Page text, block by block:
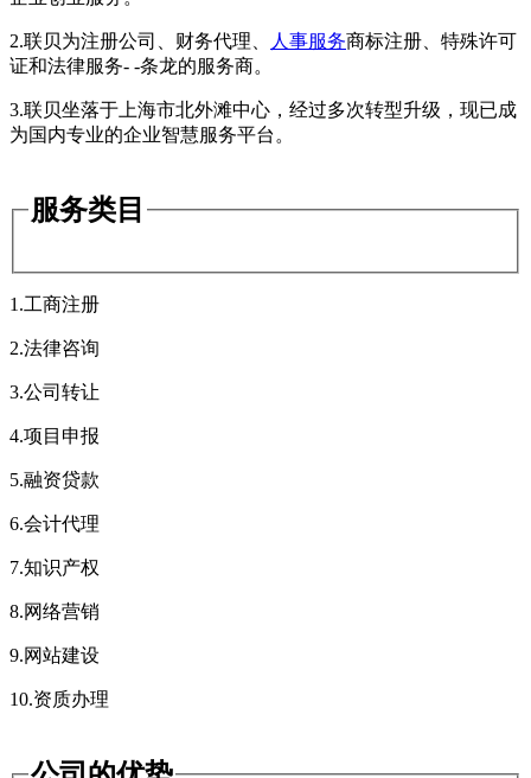
2.联贝为注册公司、财务代理、 人事服务商标注册、特殊许可
证和法律服务- -条龙的服务商。
3.联贝坐落于上海市北外滩中心，经过多次转型升级，现已成
为国内专业的企业智慧服务平台。
服务类目
1.工商注册
2.法律咨询
3.公司转让
4.项目申报
5.融资贷款
6.会计代理
7.知识产权
8.网络营销
9.网站建设
10.资质办理